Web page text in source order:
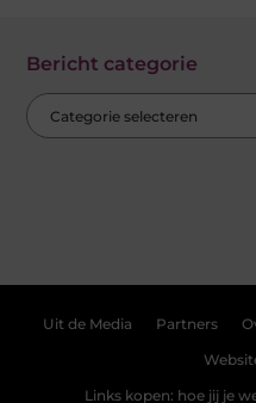
Bericht categorie
Uit de Media Partners
Links kopen: hoe jij je